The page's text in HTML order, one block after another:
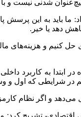
شدنی نیست و
ما باید به این
دهد یا خیر.
و هزینه‌های
در ابتدا به
در شرایطی که اول و
و اگر نظام